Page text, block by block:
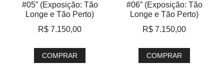
#05” (Exposição: Tão
Longe e Tão Perto)
R$ 7.150,00
COMPRAR
#06” (Exposição: Tão
Longe e Tão Perto)
R$ 7.150,00
COMPRAR